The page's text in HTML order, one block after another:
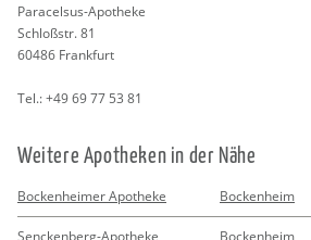
Pa­ra­cel­sus-Apo­the­ke
Schlo­ß­str. 81
60486 Frank­furt
Tel.:+49 69 77 53 81
Wei­te­re Apo­the­ken in der Nähe
Bockenheimer Apotheke Bockenheim
Senckenberg-Apotheke Bockenheim